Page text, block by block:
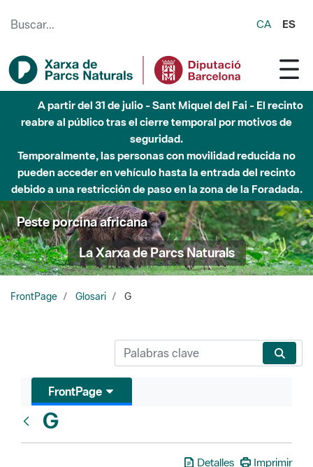
CA ES
A partir del 31 de julio - Sant Miquel del Fai - El recinto
reabre al público tras el cierre temporal por motivos de
seguridad.
Temporalmente, las personas con movilidad reducida no
pueden acceder en vehículo hasta la entrada del recinto
debido a una restricción de paso en la zona de la Foradada.
Peste porcina africana
La Xarxa de Parcs Naturals
FrontPage Glosari G
FrontPage
G
Detalles Imprimir